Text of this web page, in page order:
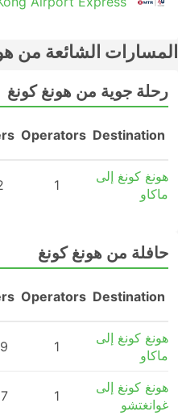
المسارات الشائعة من
رحلة جوية من هونغ كونغ
Destination
Operators
هونغ كونغ إلى
ماكاو
1
حافلة من هونغ كونغ
Destination
Operators
هونغ كونغ إلى
ماكاو
1
هونغ كونغ إلى
غوانغتشو
1